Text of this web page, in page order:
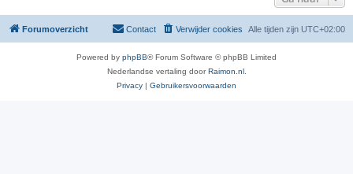
Forumoverzicht Alle tijden zijn UTC+02:00
Verwijder cookies
Contact
Powered by phpBB® Forum Software © phpBB Limited
Nederlandse vertaling doorRaimon.nl.
Privacy | Gebruikersvoorwaarden